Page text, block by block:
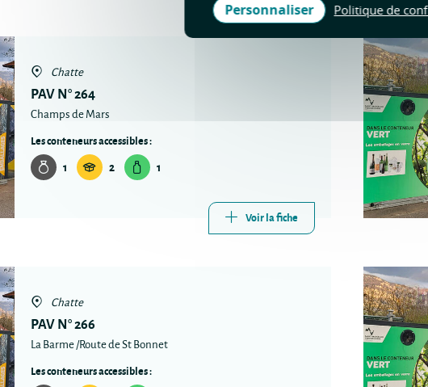
Chatte
PAV N° 264
Champs de Mars
Les conteneurs accessibles :
1 2 1
Voir la fiche
Chatte
PAV N° 266
La Barme /Route de St Bonnet
Les conteneurs accessibles :
Personnaliser
Politique de